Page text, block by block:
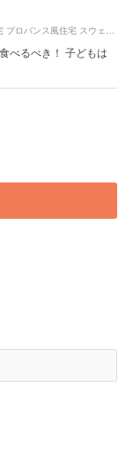
べるべき！ 子どもは